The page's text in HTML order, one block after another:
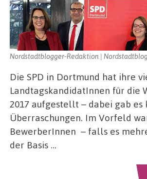
Nordstadtblogger-Redaktion |
Die SPD in Dortmund hat ihre
LandtagskandidatInnen für die
2017 aufgestellt – dabei gab es
Überraschungen. Im Vorfeld
BewerberInnen – falls es
der Basis …